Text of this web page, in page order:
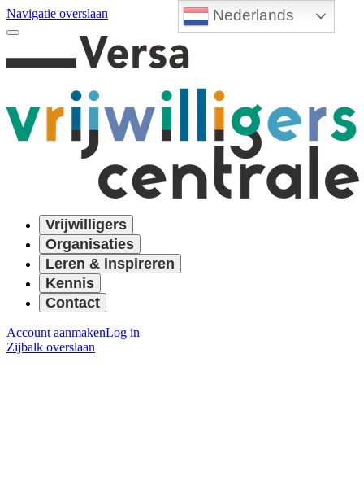
Nederlands
Navigatie overslaan
Vrijwilligers
Organisaties
Leren & inspireren
Kennis
Contact
Account aanmakenLog in
Zijbalk overslaan